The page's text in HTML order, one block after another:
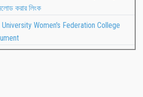
বাংলা নববর্ষ ১৪৩২ উদযাপন
করার লিংক
University Women's Federation College